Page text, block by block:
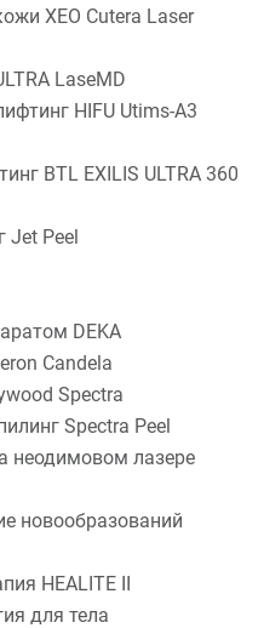
XEO Cutera Laser
LaseMD
HIFU Utims-A3
BTL EXILIS ULTRA 360
Jet Peel
DEKA
Candela
Spectra
Spectra Peel
неодимовом лазере
новообразований
HEALITE II
для тела